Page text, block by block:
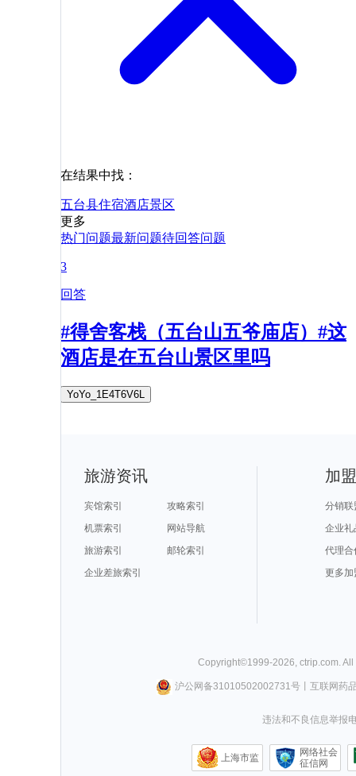
在结果中找：
五台县住宿酒店景区
更多
热门问题最新问题待回答问题
3
回答
#得舍客栈（五台山五爷庙店）#这
酒店是在五台山景区里吗
YoYo_1E4T6V6L
旅游资讯
宾馆索引
攻略索引
机票索引
网站导航
旅游索引
邮轮索引
企业差旅索引
加
分销联
企业礼
代理合
更多加
Copyright©1999-2026 ctrip.com .
沪公网备31010502002731号丨 互联网药
违法和不良信息举报
上海市监
网络社会
征信网